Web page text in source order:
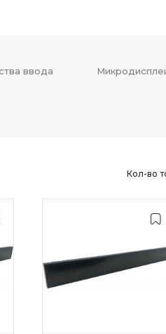
ввода
Кол-во